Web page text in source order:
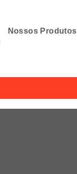
Nossos Produtos